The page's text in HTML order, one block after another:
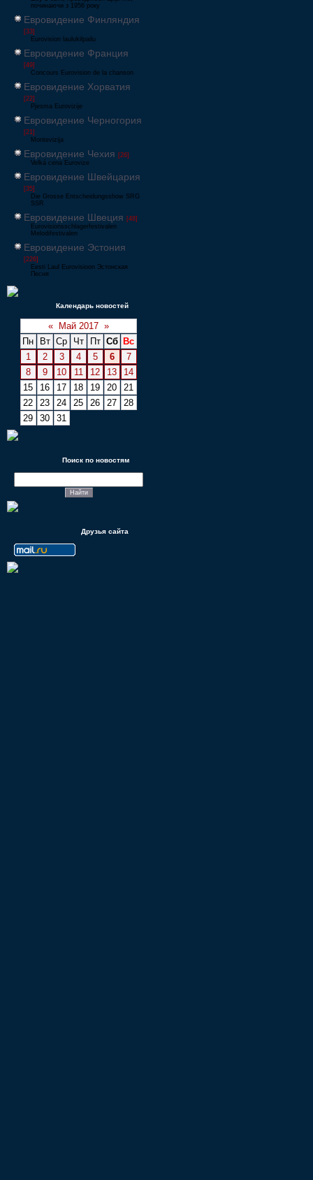
починаючи з 1956 року
Евровидение Финляндия
[33]
Eurovision laulukilpailu
Евровидение Франция
[49]
Concours Eurovision de la chanson
Евровидение Хорватия
[22]
Pjesma Eurovizije
Евровидение Черногория
[21]
Montevizija
Евровидение Чехия [26]
Velká cena Eurovize
Евровидение Швейцария
[35]
Die Grosse Entscheidungsshow SRG
SSR
Евровидение Швеция [48]
Eurovisionsschlagerfestivalen
Melodifestivalen
Евровидение Эстония
[226]
Eesti Laul Eurovisioon Эстонская
Песня
Календарь новостей
« Май 2017 »
Пн
Вт Ср Чт Пт Сб
Вс
1
2 3 4 5 6
7
8
9 10 11 12 13
14
15
16 17 18 19 20
21
22
23 24 25 26 27
28
29
30 31
Поиск по новостям
Друзья сайта